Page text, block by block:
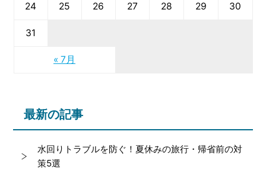
« 7月
24 25 26 27 28 29 30
31
最新の記事
水回りトラブルを防ぐ！夏休みの旅行・帰省前の対
策5選